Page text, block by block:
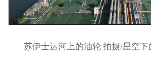
苏伊士运河上的油轮 拍摄/星空下